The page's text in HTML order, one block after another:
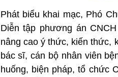
Phát biểu khai mạc, Phó
Diễn tập phương án
nâng cao ý thức, kiến thức,
bác sĩ, cán bộ nhân viên
huống, biện pháp, tổ chức